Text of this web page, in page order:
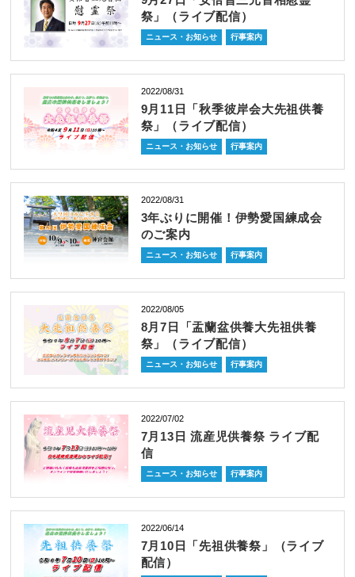
祭」（ライブ配信）
ニュース・お知らせ 行事案内
2022/08/31
9月11日「秋季彼岸会大先祖供養
祭」（ライブ配信）
ニュース・お知らせ 行事案内
2022/08/31
3年ぶりに開催！伊勢愛国練成会
のご案内
ニュース・お知らせ 行事案内
2022/08/05
8月7日「盂蘭盆供養大先祖供養
祭」（ライブ配信）
ニュース・お知らせ 行事案内
2022/07/02
7月13日 流産児供養祭 ライブ配
信
ニュース・お知らせ 行事案内
2022/06/14
7月10日「先祖供養祭」（ライブ
配信）